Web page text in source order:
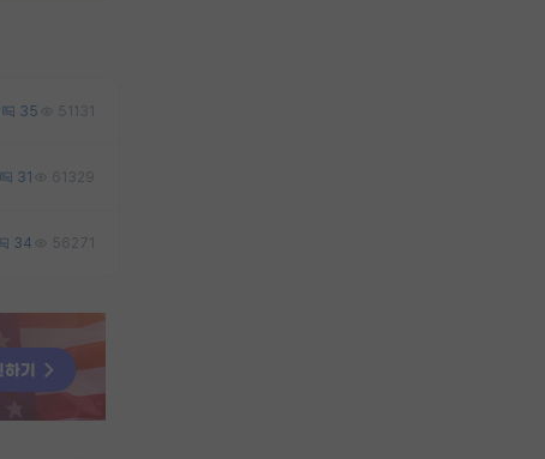
35 51131
31 61329
34 56271